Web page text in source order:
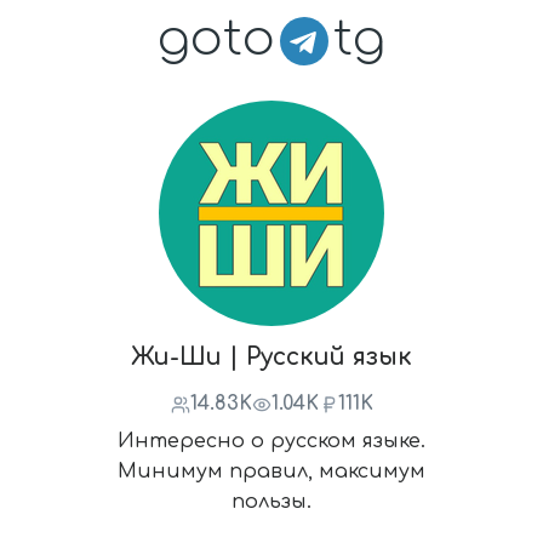
goto tg
Жи-Ши | Русский язык
14.83K 1.04K
111K
Интересно о русском языке.
Минимум правил, максимум
пользы.